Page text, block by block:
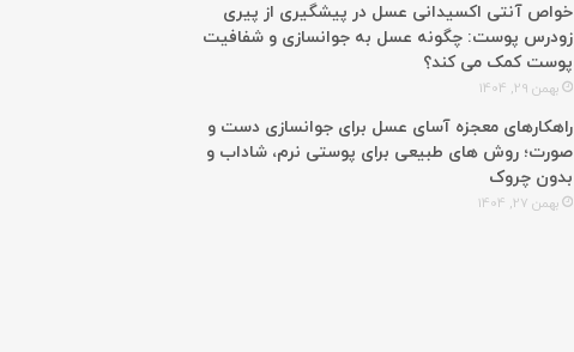
خواص آنتی اکسیدانی عسل در پیشگیری از پیری
زودرس پوست: چگونه عسل به جوانسازی و شفافیت
پوست کمک می کند؟
بهمن 29, 1404
راهکارهای معجزه آسای عسل برای جوانسازی دست و
صورت؛ روش های طبیعی برای پوستی نرم، شاداب و
بدون چروک
بهمن 27, 1404